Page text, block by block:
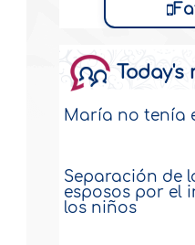
Today's
María no tenía
Separación de
esposos por el
los niños